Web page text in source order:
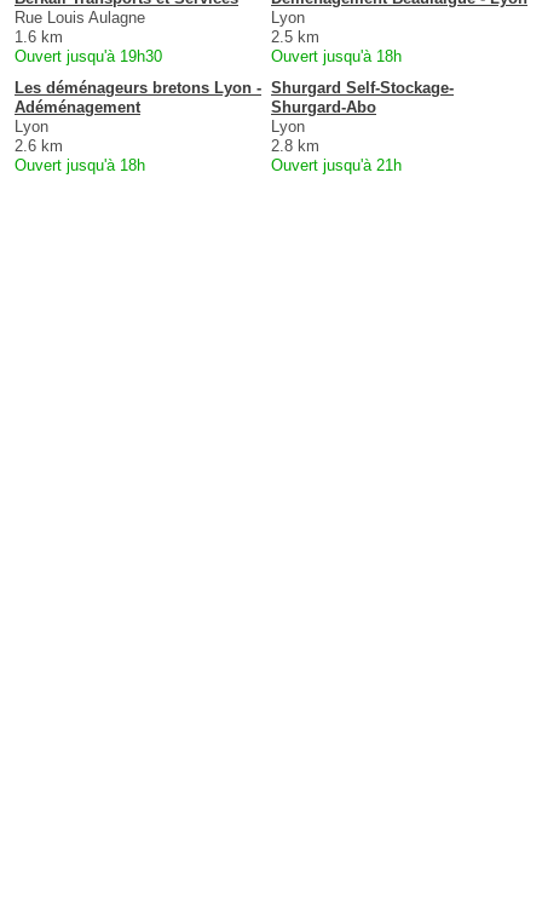
Rue Louis Aulagne
1.6 km
Ouvert jusqu'à 19h30
Lyon
2.5 km
Ouvert jusqu'à 18h
Les déménageurs bretons Lyon -
Adéménagement
Lyon
2.6 km
Ouvert jusqu'à 18h
Shurgard Self-Stockage-
Shurgard-Abo
Lyon
2.8 km
Ouvert jusqu'à 21h